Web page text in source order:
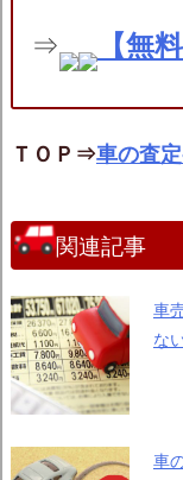
⇒ 【無
ＴＯＰ⇒車の査
関連記事
車
な
車